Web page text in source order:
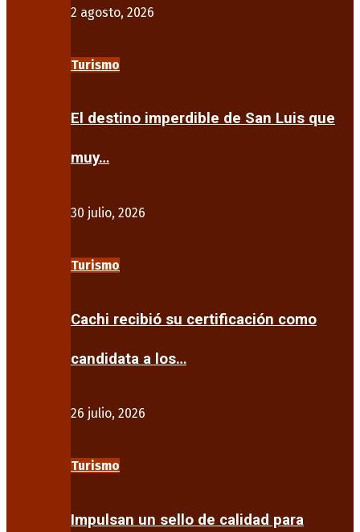
2 agosto, 2026
Turismo
El destino imperdible de San Luis que
muy…
30 julio, 2026
Turismo
Cachi recibió su certificación como
candidata a los…
26 julio, 2026
Turismo
Impulsan un sello de calidad para